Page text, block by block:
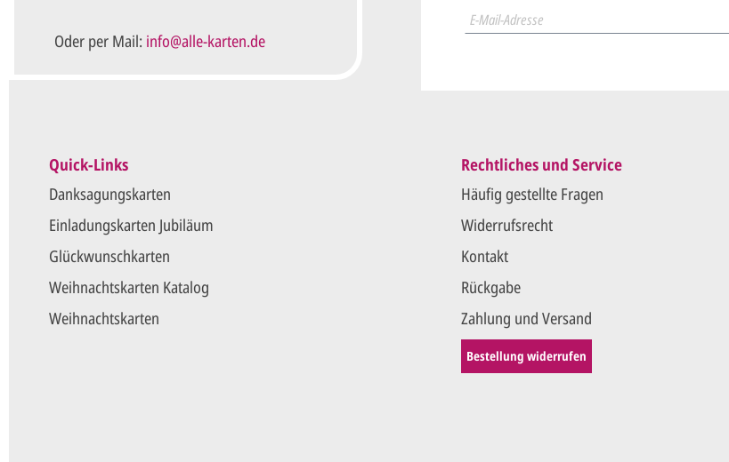
Oder per Mail: info@alle-karten.de
Rechtliches und Service
Häufig gestellte Fragen
Widerrufsrecht
Kontakt
Rückgabe
Zahlung und Versand
Bestellung widerrufen
Quick-Links
Danksagungskarten
Einladungskarten Jubiläum
Glückwunschkarten
Weihnachtskarten Katalog
Weihnachtskarten